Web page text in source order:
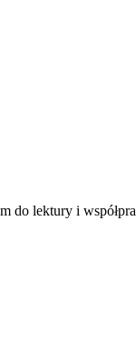
do lektury i